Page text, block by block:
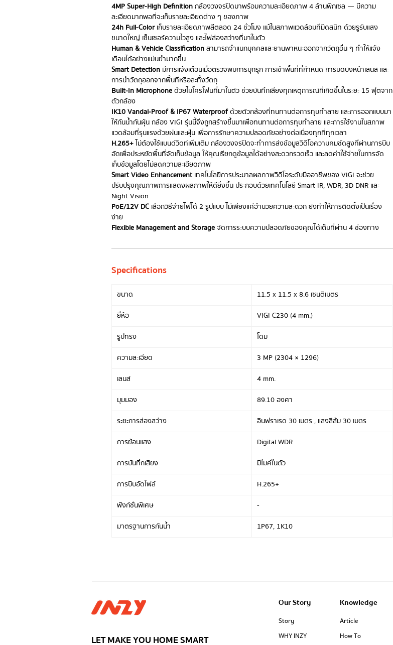
4MP Super-High Definitionกล้องวงจรปิดมาพร้อมความละเอียดภาพ 4 ล้านพิกเซล — มีความ
ละเอียดมากพอที่จะเก็บรายละเอียดต่าง ๆ ของภาพ
24h Full-Colorเก็บรายละเอียดภาพสีตลอด 24 ชั่วโมง แม้ในสภาพแวดล้อมที่มืดสนิท ด้วยรูรับแสง
ขนาดใหญ่ เซ็นเซอร์ความไวสูง และไฟส่องสว่างที่มาในตัว
Human & Vehicle Classificationสามารถจำแนกบุคคลและยานพาหนะออกจากวัตถุอื่น ๆ ทำให้แจ้ง
เตือนได้อย่างแม่นยำมากขึ้น
Smart Detection มีการแจ้งเตือนเมื่อตรวจพบการบุกรุก การเข้าพื้นที่ที่กำหนด การบดบังหน้าเลนส์ และ
การนำวัตถุออกจากพื้นที่หรือละทิ้งวัตถุ
Built-In Microphoneด้วยไมโครโฟนที่มาในตัว ช่วยบันทึกเสียงทุกเหตุการณ์ที่เกิดขึ้นในระยะ 15 ฟุตจาก
ตัวกล้อง
IK10 Vandal-Proof & IP67 Waterproofด้วยตัวกล้องที่ทนทานต่อการทุบทำลาย และการออกแบบมา
ให้กันน้ำกันฝุ่น กล้อง VIGI รุ่นนี้จึงถูกสร้างขึ้นมาเพื่อทนทานต่อการทุบทำลาย และการใช้งานในสภาพ
แวดล้อมที่รุนแรงด้วยฝนและฝุ่น เพื่อการรักษาความปลอดภัยอย่างต่อเนื่องทุกที่ทุกเวลา
H.265+ ไม่ต้องใช้แบนด์วิดท์เพิ่มเติม กล้องวงจรปิดจะทำการส่งข้อมูลวิดีโอความคมชัดสูงที่ผ่านการบีบ
อัดเพื่อประหยัดพื้นที่จัดเก็บข้อมูล ให้คุณเรียกดูข้อมูลได้อย่างสะดวกรวดเร็ว และลดค่าใช้จ่ายในการจัด
เก็บข้อมูลโดยไม่ลดความละเอียดภาพ
Smart Video Enhancement เทคโนโลยีการประมาลผลภาพวิดีโอระดับมืออาชีพของ VIGI จะช่วย
ปรับปรุงคุณภาพการแสดงผลภาพให้ดียิ่งขึ้น ประกอบด้วยเทคโนโลยี Smart IR, WDR, 3D DNR และ
Night Vision
PoE/12V DC เลือกวิธีจ่ายไฟได้ 2 รูปแบบ ไม่เพียงแค่อำนวยความสะดวก ยังทำให้การติดตั้งเป็นเรื่อง
ง่าย
Flexible Management and Storageจัดการระบบความปลอดภัยของคุณได้เต็มที่ผ่าน 4 ช่องทาง
Specifications
ขนาด
11.5 x 11.5 x 8.6 เซนติเมตร
ยี่ห้อ
VIGI C230 (4 mm.)
รูปทรง
โดม
ความละเอียด
3 MP (2304 × 1296)
เลนส์
4 mm.
มุมมอง
89.10 องศา
ระยะการส่องสว่าง
อินฟราเรด 30 เมตร , แสงสีส้ม 30 เมตร
การย้อนแสง
Digital WDR
การบันทึกเสียง
มีไมค์ในตัว
การบีบอัดไฟล์
H.265+
ฟังก์ชั่นพิเศษ
-
มาตรฐานการกันน้ำ
1P67, 1K10
LET MAKE YOU HOME SMART
Our Story
Story
WHY INZY
Knowledge
Article
How To